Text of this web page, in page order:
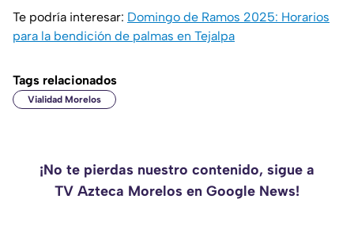
Te podría interesar: Domingo de Ramos 2025: Horarios
para la bendición de palmas en Tejalpa
Tags relacionados
Vialidad Morelos
¡No te pierdas nuestro contenido, sigue a
TV Azteca Morelos en Google News!